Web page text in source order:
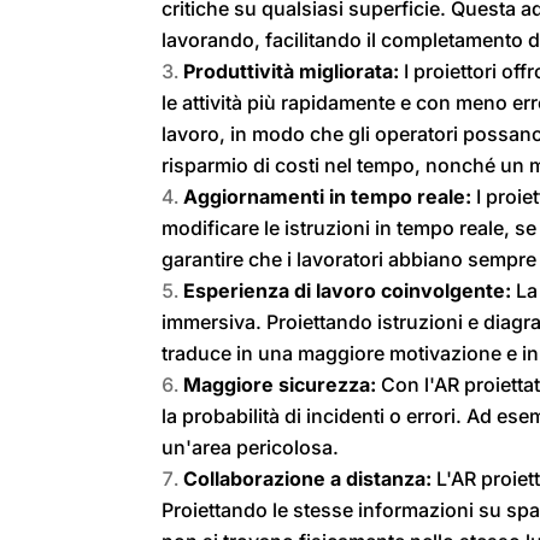
critiche su qualsiasi superficie. Questa
lavorando, facilitando il completamento
Produttività migliorata: I proiettori
le attività più rapidamente e con meno
lavoro, in modo che gli operatori
risparmio di costi nel tempo, nonché un
Aggiornamenti in tempo reale: I
modificare le istruzioni in tempo reale,
garantire che i lavoratori abbiano
Esperienza di lavoro coinvolgente:
immersiva. Proiettando istruzioni e
traduce in una maggiore motivazione e
Maggiore sicurezza: Con l'AR
la probabilità di incidenti o errori. Ad
un'area pericolosa.
Collaborazione a distanza: L'AR
Proiettando le stesse informazioni su